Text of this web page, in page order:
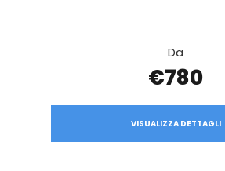
Da
€780
VISUALIZZA DETTAGLI